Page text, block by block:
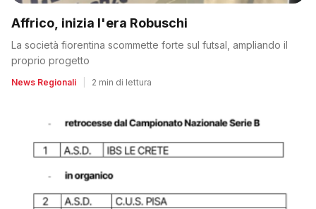
Affrico, inizia l'era Robuschi
La società fiorentina scommette forte sul futsal, ampliando il
proprio progetto
News Regionali 2 min di lettura